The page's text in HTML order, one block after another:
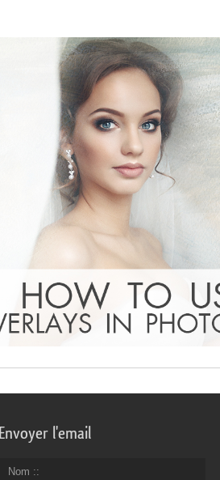
Envoyer l'email
Nom :